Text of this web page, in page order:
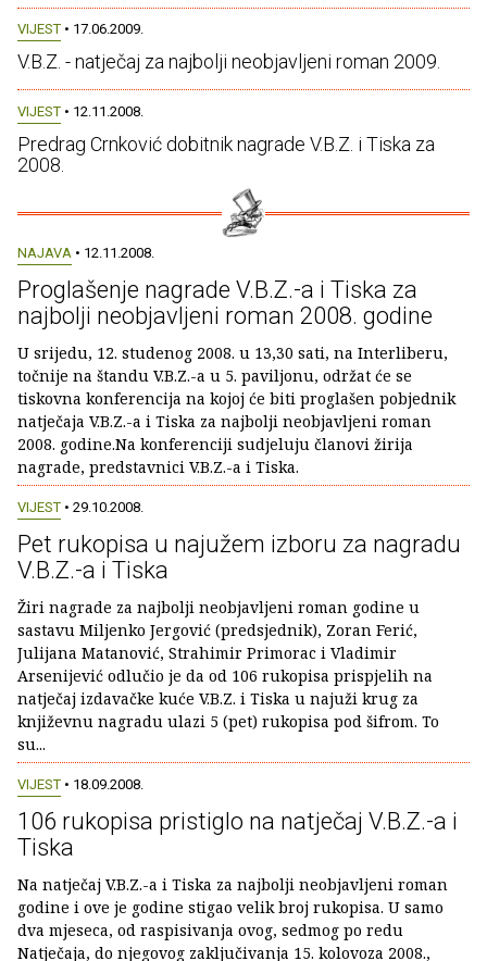
VIJEST • 17.06.2009.
V.B.Z. - natječaj za najbolji neobjavljeni roman 2009.
VIJEST • 12.11.2008.
Predrag Crnković dobitnik nagrade V.B.Z. i Tiska za
2008.
NAJAVA • 12.11.2008.
Proglašenje nagrade V.B.Z.-a i Tiska za
najbolji neobjavljeni roman 2008. godine
U srijedu, 12. studenog 2008. u 13,30 sati, na Interliberu,
točnije na štandu V.B.Z.-a u 5. paviljonu, održat će se
tiskovna konferencija na kojoj će biti proglašen pobjednik
natječaja V.B.Z.-a i Tiska za najbolji neobjavljeni roman
2008. godine.Na konferenciji sudjeluju članovi žirija
nagrade, predstavnici V.B.Z.-a i Tiska.
VIJEST • 29.10.2008.
Pet rukopisa u najužem izboru za nagradu
V.B.Z.-a i Tiska
Žiri nagrade za najbolji neobjavljeni roman godine u
sastavu Miljenko Jergović (predsjednik), Zoran Ferić,
Julijana Matanović, Strahimir Primorac i Vladimir
Arsenijević odlučio je da od 106 rukopisa prispjelih na
natječaj izdavačke kuće V.B.Z. i Tiska u najuži krug za
književnu nagradu ulazi 5 (pet) rukopisa pod šifrom. To
su...
VIJEST • 18.09.2008.
106 rukopisa pristiglo na natječaj V.B.Z.-a i
Tiska
Na natječaj V.B.Z.-a i Tiska za najbolji neobjavljeni roman
godine i ove je godine stigao velik broj rukopisa. U samo
dva mjeseca, od raspisivanja ovog, sedmog po redu
Natječaja, do njegovog zaključivanja 15. kolovoza 2008.,